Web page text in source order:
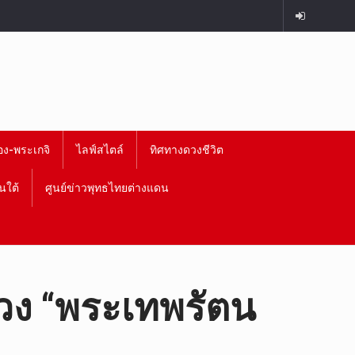
-พระเกจิ ไลฟ์สไตล์ ทิศทางดวงชีวิต
ใต้ ศูนย์ข่าวพุทธไทยต่างแดน
“พระเทพรัตน